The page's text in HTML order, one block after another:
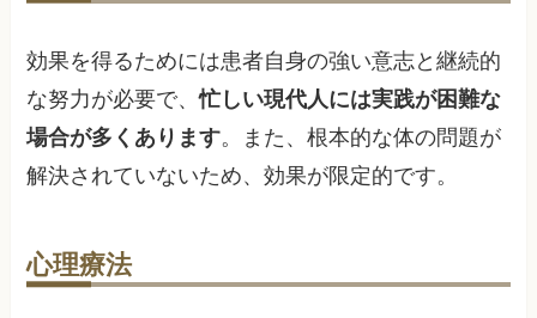
効果を得るためには患者自身の強い意志と継続的
な努力が必要で、忙しい現代人には実践が困難な
場合が多くあります。また、根本的な体の問題が
解決されていないため、効果が限定的です。
心理療法